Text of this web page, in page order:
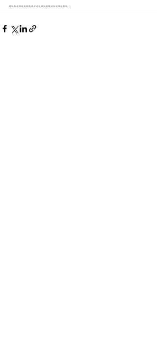
------------------------